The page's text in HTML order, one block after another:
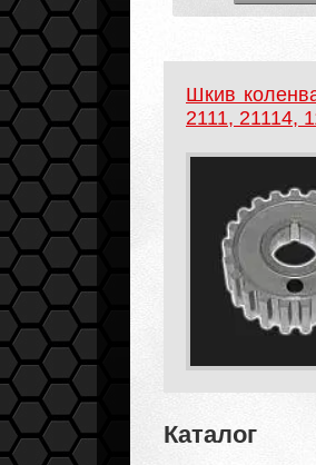
Шкив
2111, 21114,
Каталог